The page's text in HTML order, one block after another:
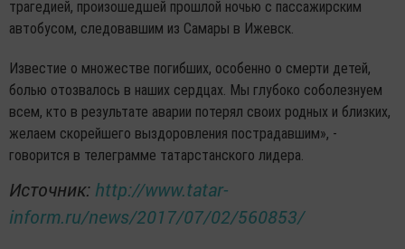
трагедией, произошедшей прошлой ночью с пассажирским
автобусом, следовавшим из Самары в Ижевск.
Известие о множестве погибших, особенно о смерти детей,
болью отозвалось в наших сердцах. Мы глубоко соболезнуем
всем, кто в результате аварии потерял своих родных и близких,
желаем скорейшего выздоровления пострадавшим», -
говорится в телеграмме татарстанского лидера.
Источник: http://www.tatar-
inform.ru/news/2017/07/02/560853/